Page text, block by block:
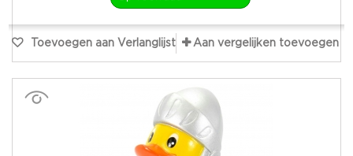
Toevoegen aan Verlanglijst Aan vergelijken toevoegen